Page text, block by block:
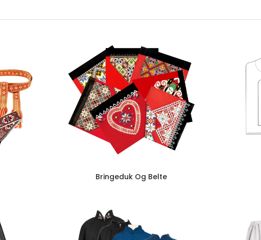
Bringeduk Og Belte